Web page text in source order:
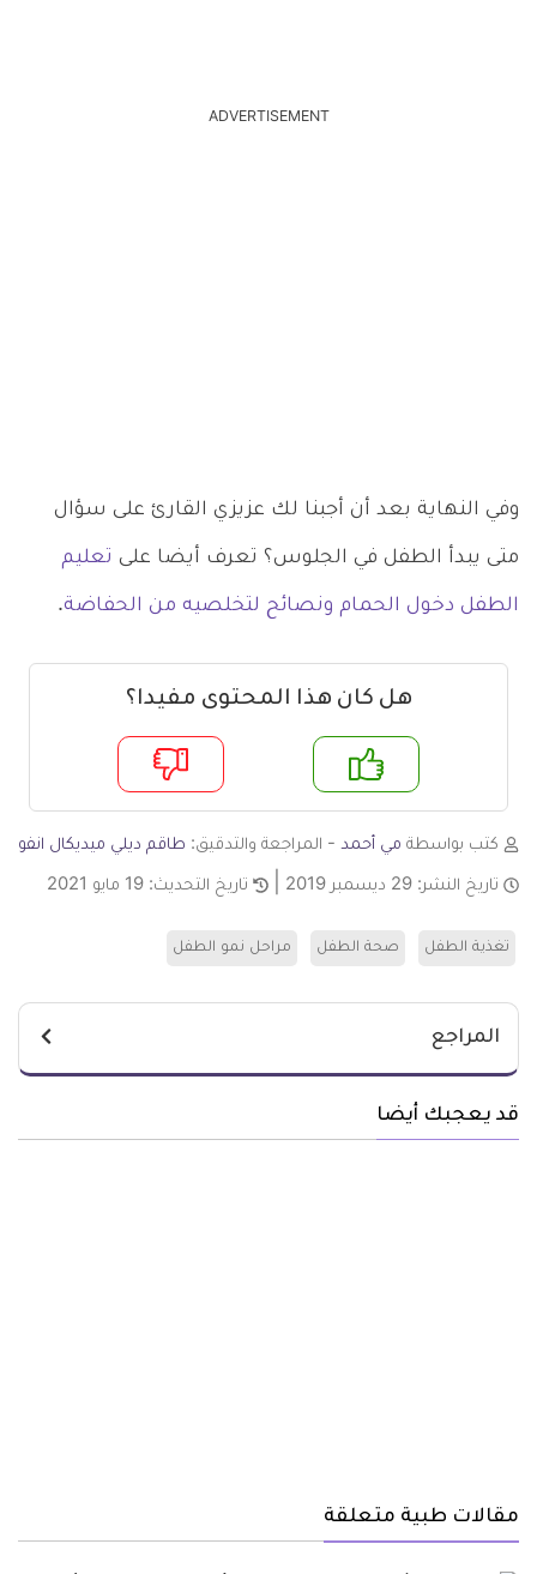
ADVERTISEMENT
وفي النهاية بعد أن أجبنا لك عزيزي القارئ على سؤال
متى يبدأ الطفل في الجلوس؟ تعرف أيضا على تعليم
الطفل دخول الحمام ونصائح لتخلصيه من الحفاضة.
هل كان هذا المحتوى مفيدا؟
لا
كتب بواسطة مي أحمد - المراجعة والتدقيق: طاقم ديلي ميديكال انفو
تاريخ النشر: 29 ديسمبر 2019 تاريخ التحديث: 19 مايو 2021
تغذية الطفل صحة الطفل مراحل نمو الطفل
المراجع
قد يعجبك أيضا
مقالات طبية متعلقة